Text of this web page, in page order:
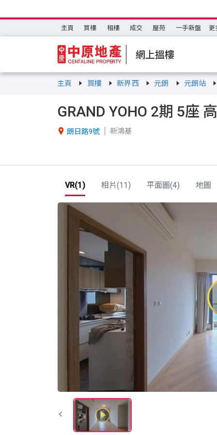
主頁 買樓 租樓 成交 屋苑 一手新盤 更
網上搵樓
主頁 買樓 新界西 元朗 元朗站
GRAND YOHO 2期 5座
 朗日路9號 新鴻基
VR(1) 相片(11) 平面圖(4) 地圖